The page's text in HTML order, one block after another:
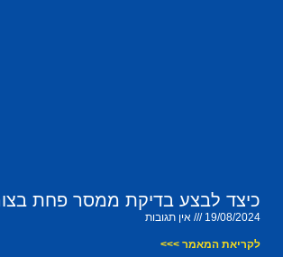
כיצד לבצע בדיקת ממסר פחת
19/08/2024 אין תגובות
לקריאת המאמר >>>